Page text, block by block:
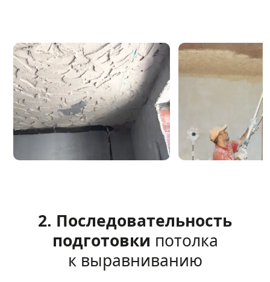
2. Последовательность
подготовки потолка
к выравниванию